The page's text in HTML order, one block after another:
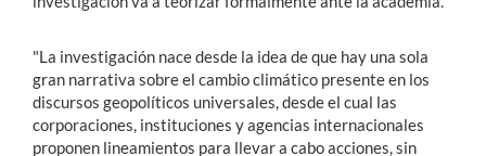
"La investigación nace desde la idea de que hay una sola
gran narrativa sobre el cambio climático presente en los
discursos geopolíticos universales, desde el cual las
corporaciones, instituciones y agencias internacionales
proponen lineamientos para llevar a cabo acciones, sin